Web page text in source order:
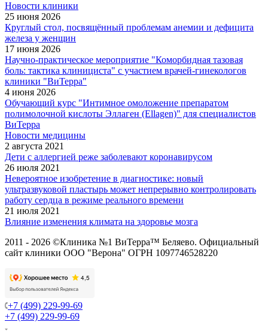
Новости клиники
25 июня 2026
Круглый стол, посвящённый проблемам анемии и дефицита
железа у женщин
17 июня 2026
Научно-практическое мероприятие "Коморбидная тазовая
боль: тактика клинициста" с участием врачей-гинекологов
клиники "ВиТерра"
4 июня 2026
Обучающий курс "Интимное омоложение препаратом
полимолочной кислоты Эллаген (Ellagen)" для специалистов
ВиТерра
Новости медицины
2 августа 2021
Дети с аллергией реже заболевают коронавирусом
26 июля 2021
Невероятное изобретение в диагностике: новый
ультразвуковой пластырь может непрерывно контролировать
работу сердца в режиме реального времени
21 июля 2021
Влияние изменения климата на здоровье мозга
2011 - 2026 ©Клиника №1 ВиТерра™ Беляево. Официальный
сайт клиники ООО "Верона" ОГРН 1097746528220
+7 (499) 229-99-69
+7 (499) 229-99-69